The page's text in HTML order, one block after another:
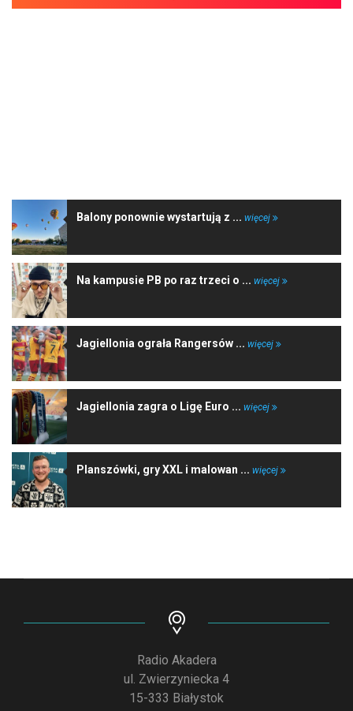
Balony ponownie wystartują z ... więcej
Na kampusie PB po raz trzeci o ... więcej
Jagiellonia ograła Rangersów ... więcej
Jagiellonia zagra o Ligę Euro ... więcej
Planszówki, gry XXL i malowan ... więcej
Radio Akadera
ul. Zwierzyniecka 4
15-333 Białystok